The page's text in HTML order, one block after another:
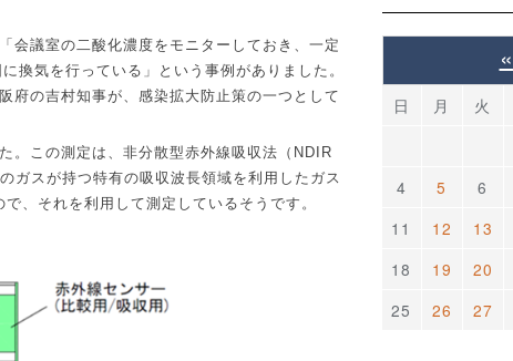
会議室の二酸化濃度をモニターしておき、一定
換気を行っている」という事例がありました。
府の吉村知事が、感染拡大防止策の一つとして
。この測定は、非分散型赤外線吸収法（ NDIR
ガスが持つ特有の吸収波長領域を利用したガス
、それを利用して測定しているそうです。
«
日 月 火
4
5 6
11
12 13
18
19 20
25
26 27